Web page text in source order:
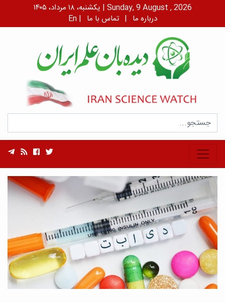
یکشنبه، ۱۸ مرداد، ۱۴۰۵ | Sunday, 9 August , 2026
En | درباره ما | تماس با ما